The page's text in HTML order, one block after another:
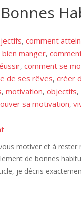
Bonnes
,comment
manger,
,comment se
de ses rêves,créer
,motivation,objectifs,
sa motivation,
motiver et à rester
de bonnes
je décris